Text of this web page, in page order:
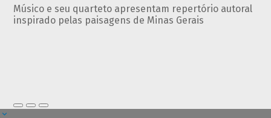
Músico e seu quarteto apresentam repertório autoral
inspirado pelas paisagens de Minas Gerais